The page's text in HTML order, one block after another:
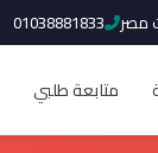
مصر 01038881833
متابعة طلبي